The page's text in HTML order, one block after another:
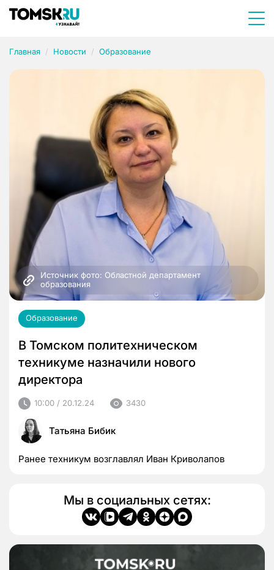
Главная Новости Образование
Источник фото: Областной департамент
образования
Образование
В Томском политехническом
техникуме назначили нового
директора
10:00 / 20.12.24 3430
Татьяна Бибик
Ранее техникум возглавлял Иван Криволапов
Мы в социальных сетях: